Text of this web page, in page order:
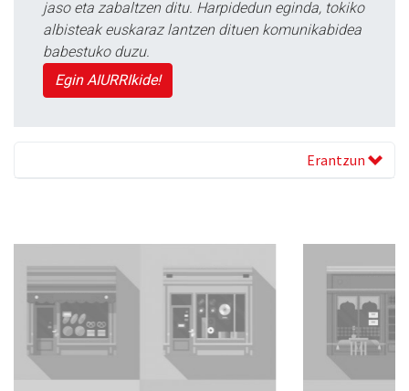
jaso eta zabaltzen ditu. Harpidedun eginda, tokiko
albisteak euskaraz lantzen dituen komunikabidea
babestuko duzu.
Egin AIURRIkide!
Erantzun